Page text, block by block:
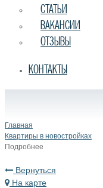
СТАТЬИ
ВАКАНСИИ
ОТЗЫВЫ
КОНТАКТЫ
Главная
Квартиры в новостройках
Подробнее
Вернуться
На карте